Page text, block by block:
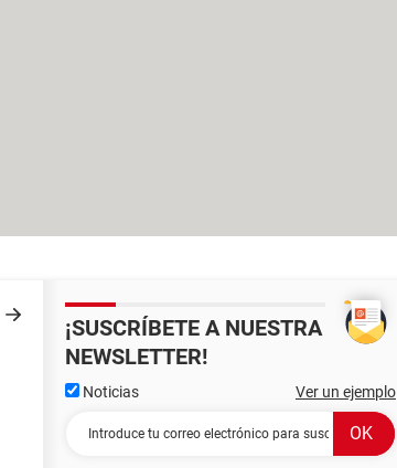
¡SUSCRÍBETE A NUESTRA
NEWSLETTER!
Noticias Ver un ejemplo